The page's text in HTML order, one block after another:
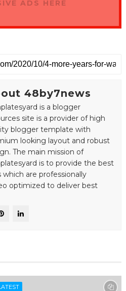
ADS HERE
48by7news
is a blogger
site is a provider of high
blogger template with
looking layout and robust
The main mission of
is to provide the best
are professionally
optimized to deliver best